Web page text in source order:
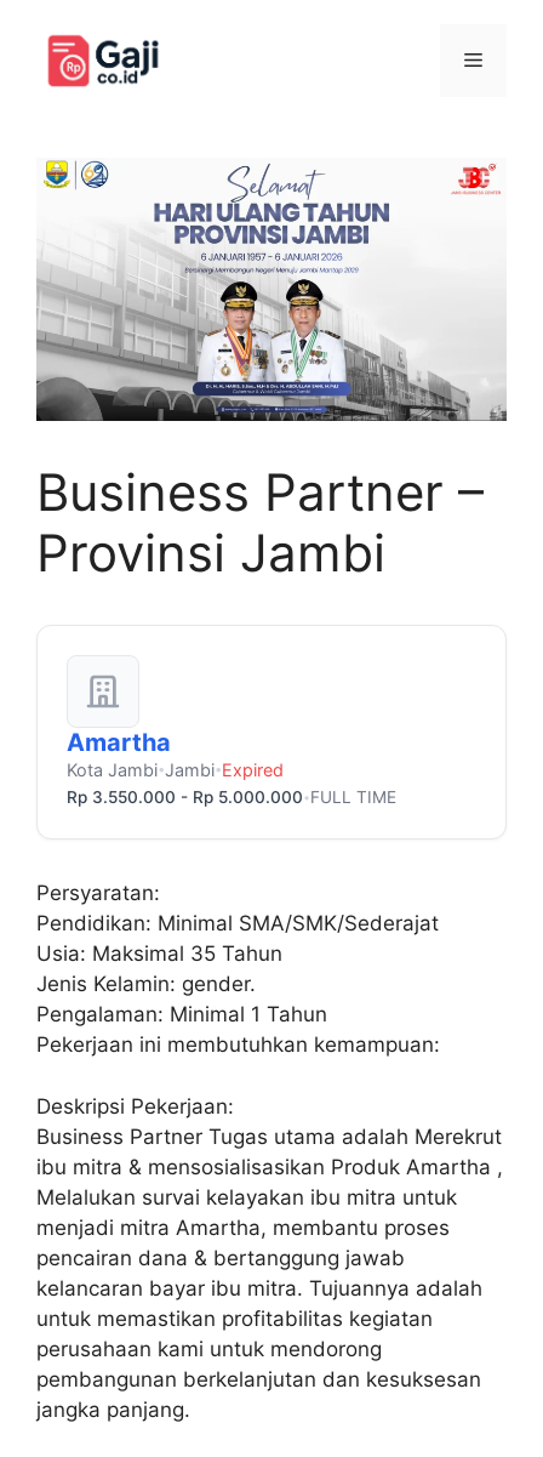
Menu
Business Partner –
Provinsi Jambi
Amartha
Kota Jambi•Jambi•Expired
Rp 3.550.000 - Rp 5.000.000 •FULL TIME
Persyaratan:
Pendidikan: Minimal SMA/SMK/Sederajat
Usia: Maksimal 35 Tahun
Jenis Kelamin: gender.
Pengalaman: Minimal 1 Tahun
Pekerjaan ini membutuhkan kemampuan:
Deskripsi Pekerjaan:
Business Partner Tugas utama adalah Merekrut
ibu mitra & mensosialisasikan Produk Amartha ,
Melalukan survai kelayakan ibu mitra untuk
menjadi mitra Amartha, membantu proses
pencairan dana & bertanggung jawab
kelancaran bayar ibu mitra. Tujuannya adalah
untuk memastikan profitabilitas kegiatan
perusahaan kami untuk mendorong
pembangunan berkelanjutan dan kesuksesan
jangka panjang.